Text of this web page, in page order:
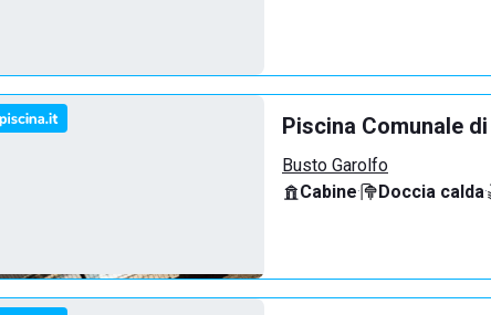
Piscina Comunale
Busto Garolfo
Cabine· Doccia calda·